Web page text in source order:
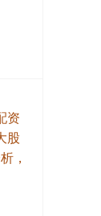
资
股
，